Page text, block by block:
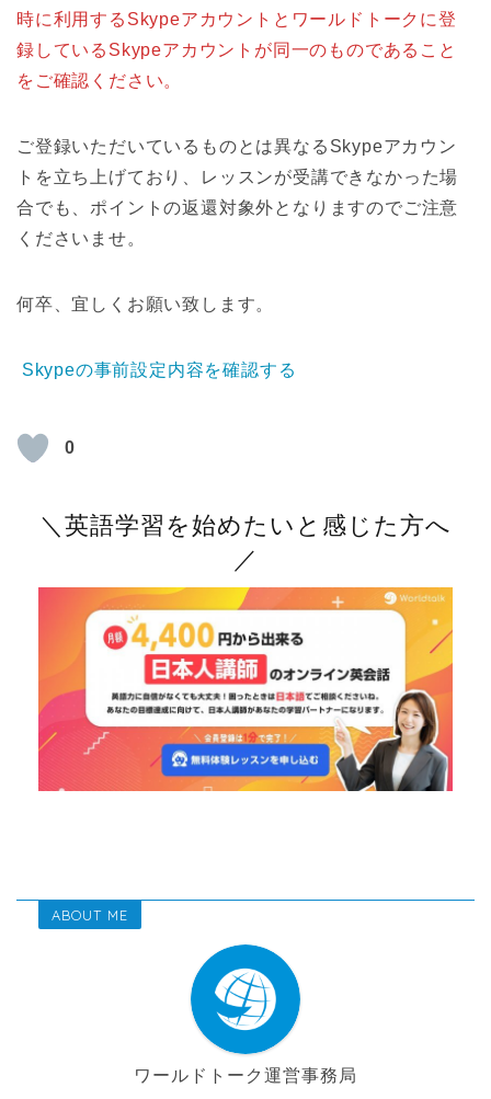
時に利用するSkypeアカウントとワールドトークに登
録しているSkypeアカウントが同一のものであること
をご確認ください。
ご登録いただいているものとは異なるSkypeアカウン
トを立ち上げており、レッスンが受講できなかった場
合でも、ポイントの返還対象外となりますのでご注意
くださいませ。
何卒、宜しくお願い致します。
Skypeの事前設定内容を確認する
0
＼英語学習を始めたいと感じた方へ
／
ABOUT ME
ワールドトーク運営事務局